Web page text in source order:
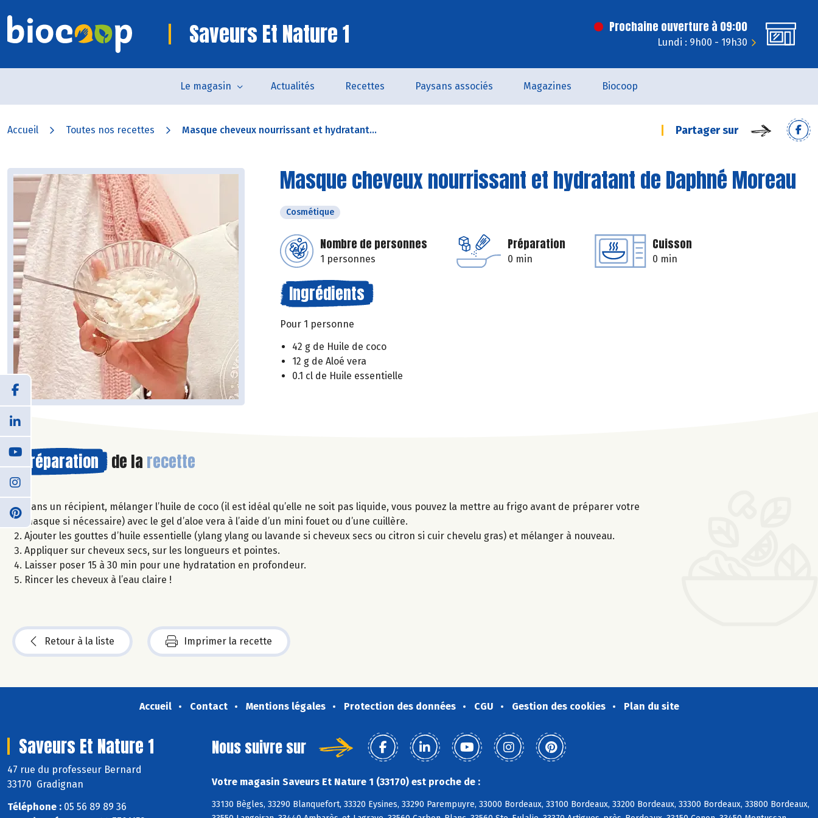
Saveurs Et Nature 1 Prochaine ouverture à 09:00
Lundi : 9h00 - 19h30
Le magasin Actualités Recettes Paysans associés Magazines Biocoop
Accueil Toutes nos recettes Masque cheveux nourrissant et hydratant... Partager sur
Masque cheveux nourrissant et hydratant de Daphné Moreau
Cosmétique
Nombre de personnes
1 personnes
Préparation
0 min
Cuisson
0 min
Ingrédients
Pour 1 personne
42 g de Huile de coco
12 g de Aloé vera
0.1 cl de Huile essentielle
Préparation de la recette
Dans un récipient, mélanger l’huile de coco (il est idéal qu’elle ne soit pas liquide, vous pouvez la mettre au frigo avant de préparer votre
masque si nécessaire) avec le gel d’aloe vera à l’aide d’un mini fouet ou d’une cuillère.
Ajouter les gouttes d’huile essentielle (ylang ylang ou lavande si cheveux secs ou citron si cuir chevelu gras) et mélanger à nouveau.
Appliquer sur cheveux secs, sur les longueurs et pointes.
Laisser poser 15 à 30 min pour une hydratation en profondeur.
Rincer les cheveux à l’eau claire !
Retour à la liste Imprimer la recette
Accueil Contact Mentions légales Protection des données CGU Gestion des cookies Plan du site
Saveurs Et Nature 1
47 rue du professeur Bernard
33170 Gradignan
Téléphone : 05 56 89 89 36
Nous suivre sur
Votre magasin Saveurs Et Nature 1 (33170) est proche de :
33130 Bègles, 33290 Blanquefort, 33320 Eysines, 33290 Parempuyre, 33000 Bordeaux, 33100 Bordeaux, 33200 Bordeaux, 33300 Bordeaux, 33800 Bordeaux,